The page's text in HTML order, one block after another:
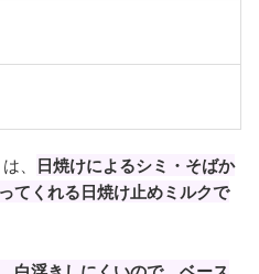
、 日焼けによるシミ・そばか
てくれる日焼け止めミルクで